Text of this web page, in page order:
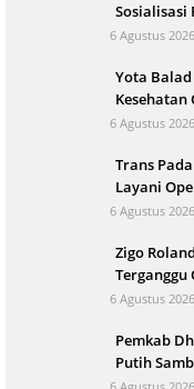
Sosialisasi
6 Agustus 2026
Yota
Kesehatan
6 Agustus 2026
Trans
Layani
6 Agustus 2026
Zigo
Terganggu
6 Agustus 2026
Pemkab
Putih